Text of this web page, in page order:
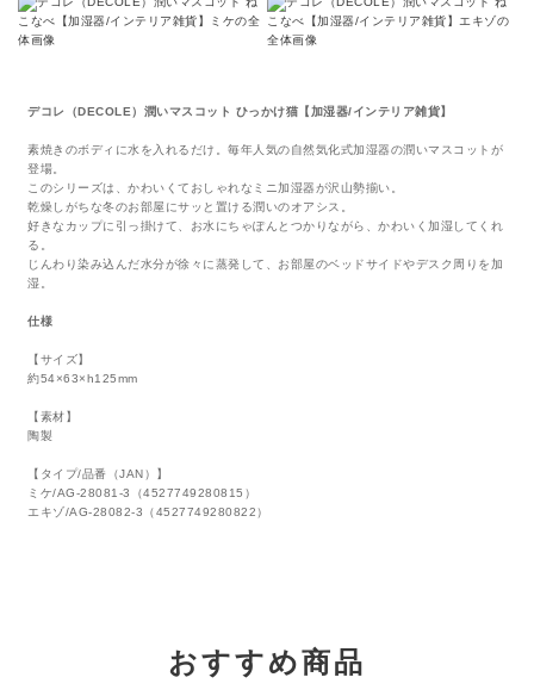
デコレ（DECOLE）潤いマスコット ひっかけ猫【加湿器/インテリア雑貨】
素焼きのボディに水を入れるだけ。毎年人気の自然気化式加湿器の潤いマスコットが
登場。
このシリーズは、かわいくておしゃれなミニ加湿器が沢山勢揃い。
乾燥しがちな冬のお部屋にサッと置ける潤いのオアシス。
好きなカップに引っ掛けて、お水にちゃぽんとつかりながら、かわいく加湿してくれ
る。
じんわり染み込んだ水分が徐々に蒸発して、お部屋のベッドサイドやデスク周りを加
湿。
仕様
【サイズ】
約54×63×h125mm
【素材】
陶製
【タイプ/品番（JAN）】
ミケ/AG-28081-3（4527749280815）
エキゾ/AG-28082-3（4527749280822）
おすすめ商品